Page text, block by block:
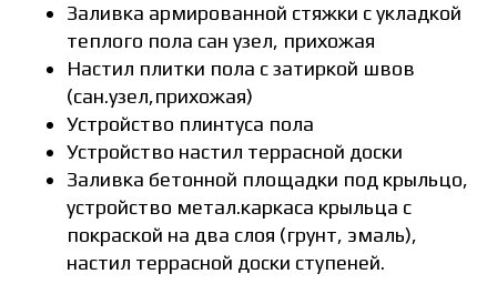
Заливка армированной стяжки с укладкой
теплого пола сан узел, прихожая
Настил плитки пола с затиркой швов
(сан.узел,прихожая)
Устройство плинтуса пола
Устройство настил террасной доски
Заливка бетонной площадки под крыльцо,
устройство метал.каркаса крыльца с
покраской на два слоя (грунт, эмаль),
настил террасной доски ступеней.